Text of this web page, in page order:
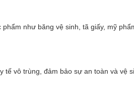
như băng vệ sinh, tã giấy, mỹ
vô trùng, đảm bảo sự an toàn và vệ